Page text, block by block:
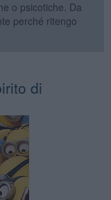
o psicotiche. Da
perché ritengo
di